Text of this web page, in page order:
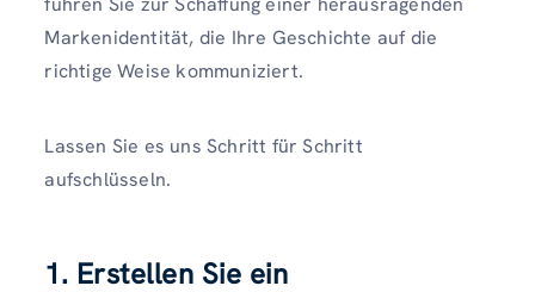
Markenidentität, die Ihre Geschichte auf die
richtige Weise kommuniziert.
Lassen Sie es uns Schritt für Schritt
aufschlüsseln.
1. Erstellen Sie ein